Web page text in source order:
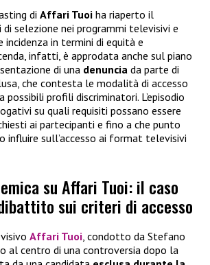
di Affari Tuoi ha riaperto il
selezione nei programmi televisivi e
in termini di equità e
infatti, è approdata anche sul piano
di una denuncia da parte di
che contesta le modalità di accesso
possibili profili discriminatori. L’episodio
su quali requisiti possano essere
ai partecipanti e fino a che punto
influire sull’accesso ai format televisivi
su Affari Tuoi: il caso
sui criteri di accesso
Affari Tuoi , condotto da Stefano
al centro di una controversia dopo la